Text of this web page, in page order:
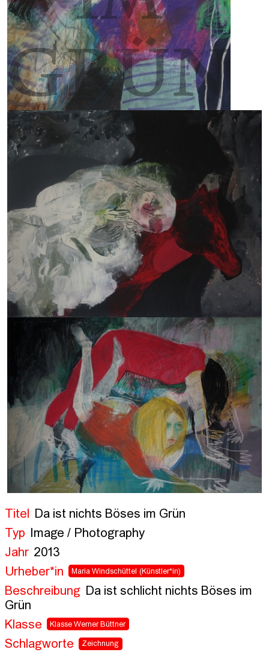
Titel
Da ist nichts Böses im Grün
Typ
Image / Photography
Jahr 2013
Urheber*in
Maria Windschüttel (Künstler*in)
Beschreibung Da ist schlicht nichts Böses im
Grün
Klasse
Klasse Werner Büttner
Schlagworte Zeichnung